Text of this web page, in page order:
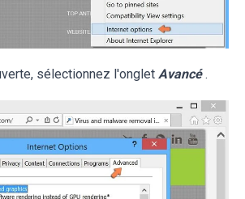
sélectionnez l'onglet Avancé .